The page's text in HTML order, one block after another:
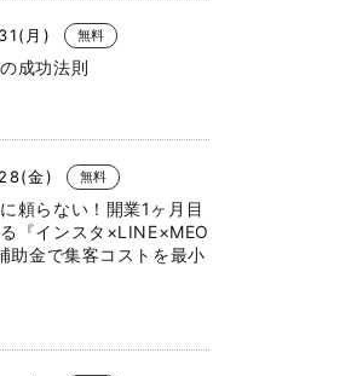
月) 無料
成功法則
金) 無料
頼らない！開業1ヶ月目
『インスタ×LINE×MEO
助金で集客コストを最小